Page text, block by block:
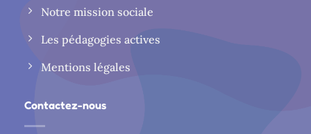
Notre mission sociale
Les pédagogies actives
Mentions légales
Contactez-nous